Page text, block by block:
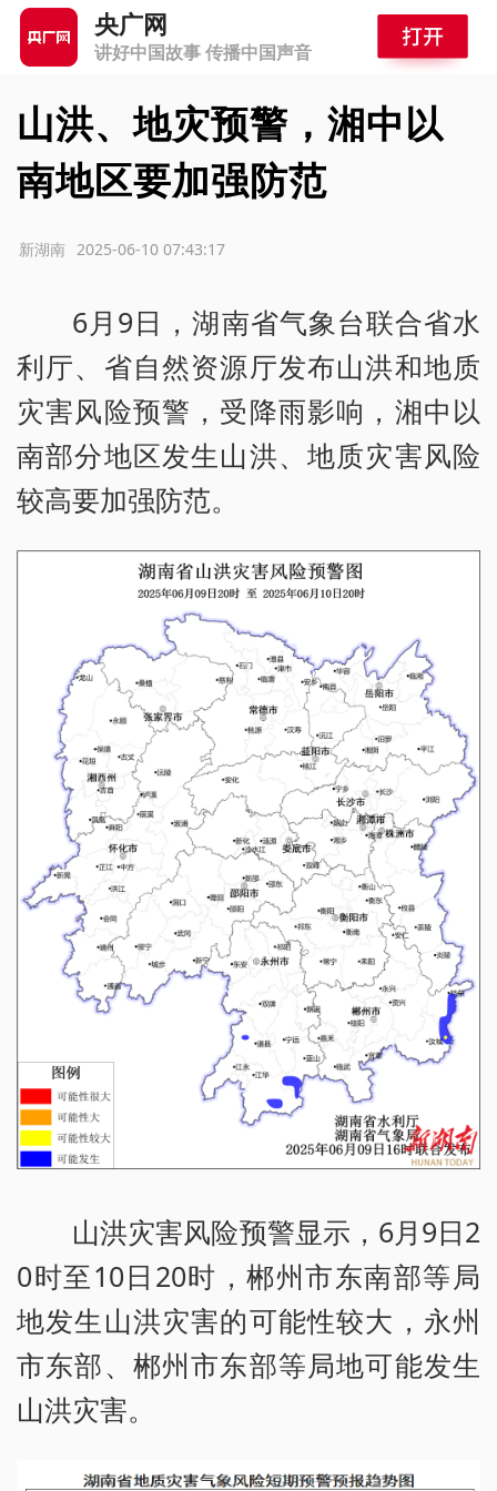
央广网
讲好中国故事 传播中国声音
山洪、地灾预警，湘中以
南地区要加强防范
2025-06-10 07:43:17
新湖南
6月9日，湖南省气象台联合省水
利厅、省自然资源厅发布山洪和地质
灾害风险预警，受降雨影响，湘中以
南部分地区发生山洪、地质灾害风险
较高要加强防范。
山洪灾害风险预警显示，6月9日2
0时至10日20时，郴州市东南部等局
地发生山洪灾害的可能性较大，永州
市东部、郴州市东部等局地可能发生
山洪灾害。